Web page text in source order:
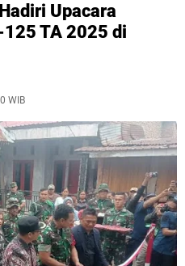
Upacara
TA 2025 di
WIB